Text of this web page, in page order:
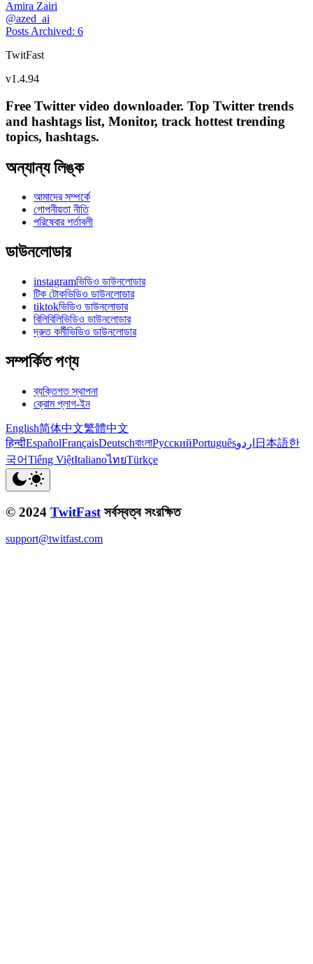
Amira Zairi
@azed_ai
Posts Archived: 6
TwitFast
v1.4.94
Free Twitter video downloader. Top Twitter trends
and hashtags list, Monitor, track hottest trending
topics, hashtags.
অন্যান্য লিঙ্ক
আমাদের সম্পর্কে
গোপনীয়তা নীতি
পরিষেবার শর্তাবলী
ডাউনলোডার
instagramভিডিও ডাউনলোডার
টিক টোকভিডিও ডাউনলোডার
tiktokভিডিও ডাউনলোডার
বিলিবিলিভিডিও ডাউনলোডার
দ্রুত কর্মীভিডিও ডাউনলোডার
সম্পর্কিত পণ্য
ব্যক্তিগত স্থাপনা
ক্রোম প্লাগ-ইন
English简体中文繁體中文
हिन्दीEspañolFrançaisDeutschবাংলাРусскийPortuguêsاردو 日本語한
국어Tiếng ViệtItalianoไทยTürkçe
© 2024 TwitFast সর্বস্বত্ব সংরক্ষিত
support@twitfast.com